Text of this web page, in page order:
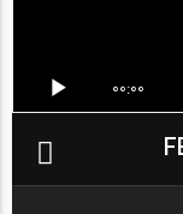
00:00